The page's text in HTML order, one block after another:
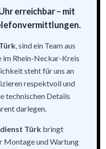
erreichbar – mit
, sind ein Team aus
im Rhein-Neckar-Kreis
steht für uns an
respektvoll und
technischen Details
darlegen.
Türk bringt
Montage und Wartung